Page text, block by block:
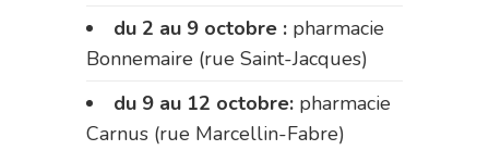
du 2 au 9 octobre : pharmacie
Bonnemaire (rue Saint-Jacques)
du 9 au 12 octobre: pharmacie
Carnus (rue Marcellin-Fabre)